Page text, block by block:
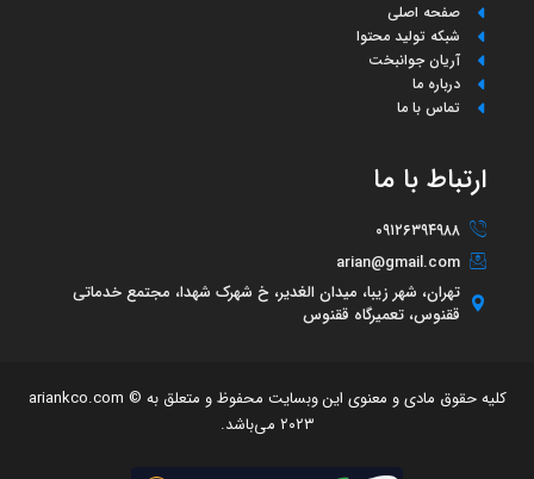
صفحه اصلی
شبکه تولید محتوا
آریان جوانبخت
درباره ما
تماس با ما
ارتباط با ما
۰۹۱۲۶۳۹۴۹۸۸
arian@gmail.com
تهران، شهر زیبا، میدان الغدیر، خ شهرک شهدا، مجتمع خدماتی
ققنوس، تعمیرگاه ققنوس
کلیه حقوق مادی و معنوی این وبسایت محفوظ و متعلق به ariankco.com ©
۲۰۲۳ می‌باشد.